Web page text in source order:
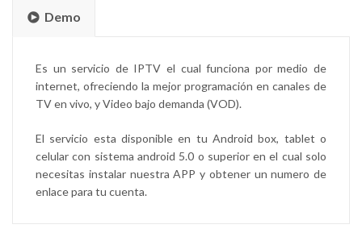
Demo
Es un servicio de IPTV el cual funciona por medio de
internet, ofreciendo la mejor programación en canales de
TV en vivo, y Video bajo demanda (VOD).
El servicio esta disponible en tu Android box, tablet o
celular con sistema android 5.0 o superior en el cual solo
necesitas instalar nuestra APP y obtener un numero de
enlace para tu cuenta.